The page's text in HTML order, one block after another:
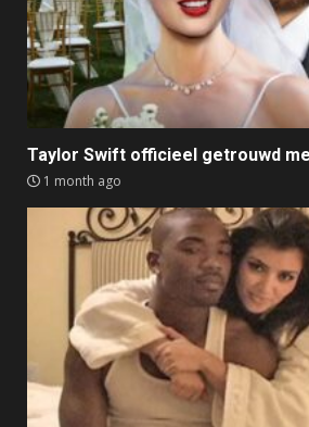
Taylor Swift officieel getrouwd
1 month ago